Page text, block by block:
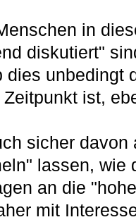
in
diskutiert"
dies unbedingt
ist,
sicher
lassen, wie
an die
mit